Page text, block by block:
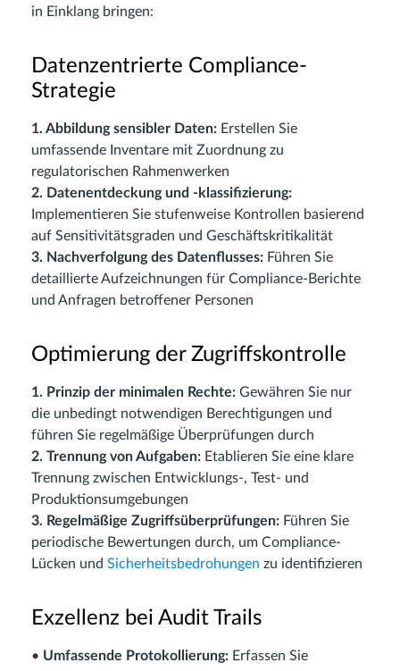
in Einklang bringen:
Datenzentrierte Compliance-
Strategie
1. Abbildung sensibler Daten: Erstellen Sie
umfassende Inventare mit Zuordnung zu
regulatorischen Rahmenwerken
2. Datenentdeckung und -klassifizierung:
Implementieren Sie stufenweise Kontrollen basierend
auf Sensitivitätsgraden und Geschäftskritikalität
3. Nachverfolgung des Datenflusses: Führen Sie
detaillierte Aufzeichnungen für Compliance-Berichte
und Anfragen betroffener Personen
Optimierung der Zugriffskontrolle
1. Prinzip der minimalen Rechte: Gewähren Sie nur
die unbedingt notwendigen Berechtigungen und
führen Sie regelmäßige Überprüfungen durch
2. Trennung von Aufgaben: Etablieren Sie eine klare
Trennung zwischen Entwicklungs-, Test- und
Produktionsumgebungen
3. Regelmäßige Zugriffsüberprüfungen: Führen Sie
periodische Bewertungen durch, um Compliance-
Lücken und Sicherheitsbedrohungen zu identifizieren
Exzellenz bei Audit Trails
• Umfassende Protokollierung: Erfassen Sie